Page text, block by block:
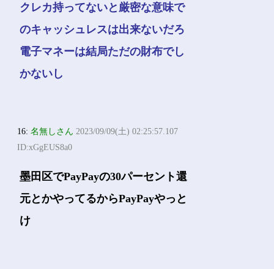
クレカ持ってないと厳密な意味で
のキャッシュレスは出来ないだろ
電子マネーは結局ただの財布でし
かないし
16:名無しさん 2023/09/09(土) 02:25:57.107
ID:xGgEUS8a0
墨田区でPayPayの30パーセント還
元とかやってるからPayPayやっと
け